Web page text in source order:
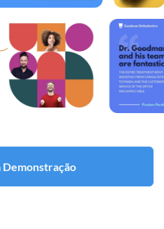
Demonstração